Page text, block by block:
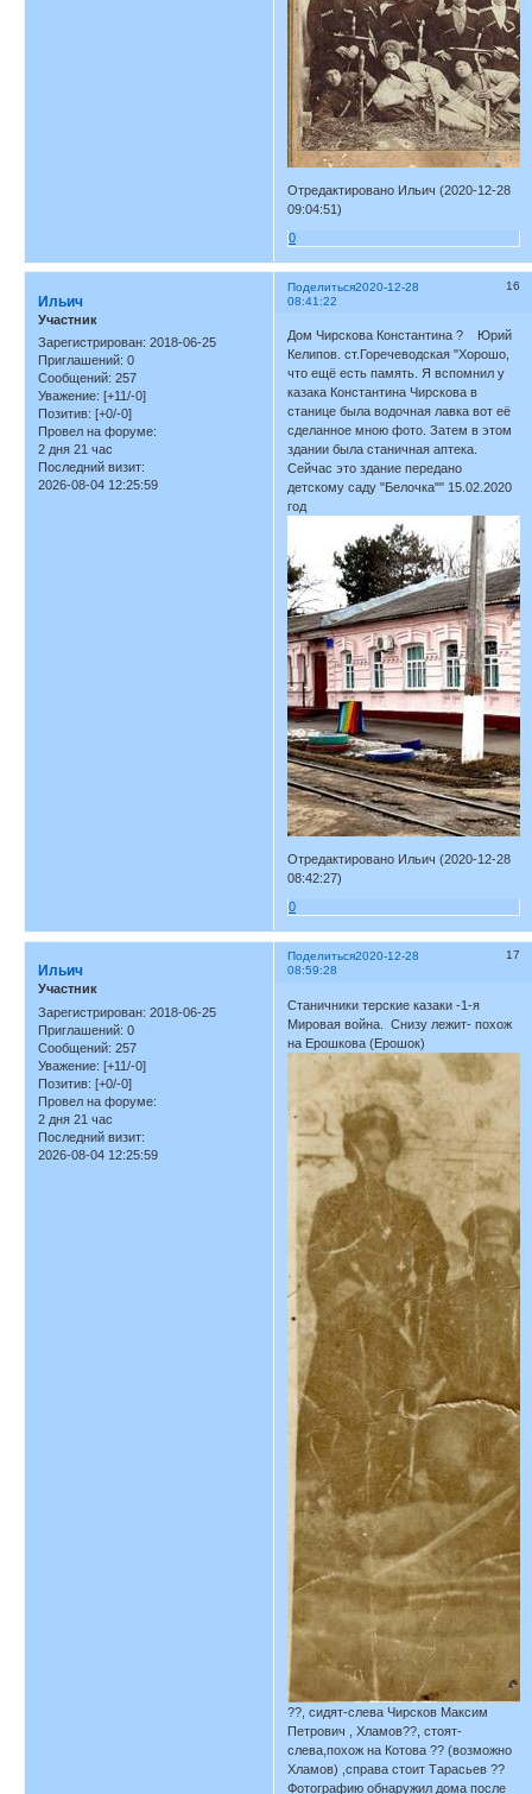
Отредактировано Ильич (2020-12-28
09:04:51)
0
Поделиться 16
2020-12-28
08:41:22
Ильич
Участник
Зарегистрирован: 2018-06-25
Приглашений: 0
Сообщений: 257
Уважение: [+11/-0]
Позитив: [+0/-0]
Провел на форуме:
2 дня 21 час
Последний визит:
2026-08-04 12:25:59
Дом Чирскова Константина ? Юрий
Келипов. ст.Горечеводская "Хорошо,
что ещё есть память. Я вспомнил у
казака Константина Чирскова в
станице была водочная лавка вот её
сделанное мною фото. Затем в этом
здании была станичная аптека.
Сейчас это здание передано
детскому саду "Белочка"" 15.02.2020
год
Отредактировано Ильич (2020-12-28
08:42:27)
0
Поделиться 17
2020-12-28
08:59:28
Ильич
Участник
Зарегистрирован: 2018-06-25
Приглашений: 0
Сообщений: 257
Уважение: [+11/-0]
Позитив: [+0/-0]
Провел на форуме:
2 дня 21 час
Последний визит:
2026-08-04 12:25:59
Станичники терские казаки -1-я
Мировая война. Снизу лежит- похож
на Ерошкова (Ерошок)
??, сидят-слева Чирсков Максим
Петрович , Хламов??, стоят-
слева,похож на Котова ?? (возможно
Хламов) ,справа стоит Тарасьев ??
Фотографию обнаружил дома после